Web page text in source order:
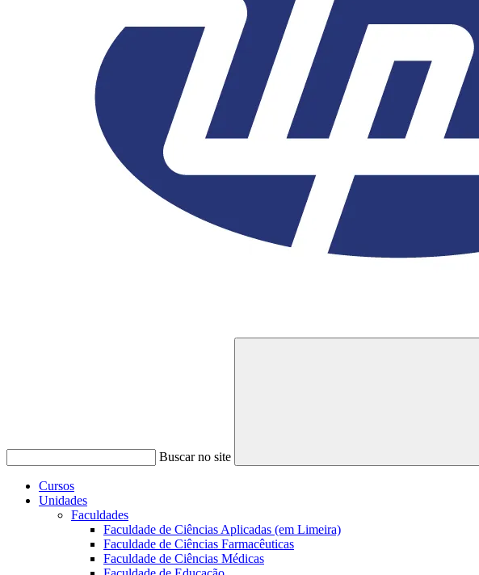
Buscar no site
Buscar
Cursos
Unidades
Faculdades
Faculdade de Ciências Aplicadas (em Limeira)
Faculdade de Ciências Farmacêuticas
Faculdade de Ciências Médicas